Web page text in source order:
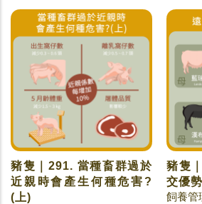
豬隻｜291. 當種畜群過於
近親時會產生何種危害?
(上)
豬隻
交優勢
飼養管